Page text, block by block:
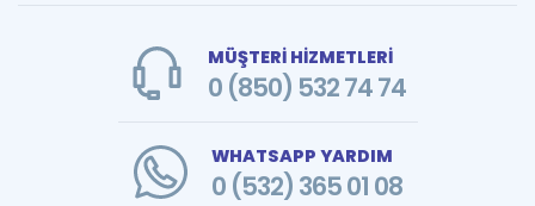
MÜŞTERİ HİZMETLERİ
0 (850) 532 74 74
WHATSAPP YARDIM
0 (532) 365 01 08